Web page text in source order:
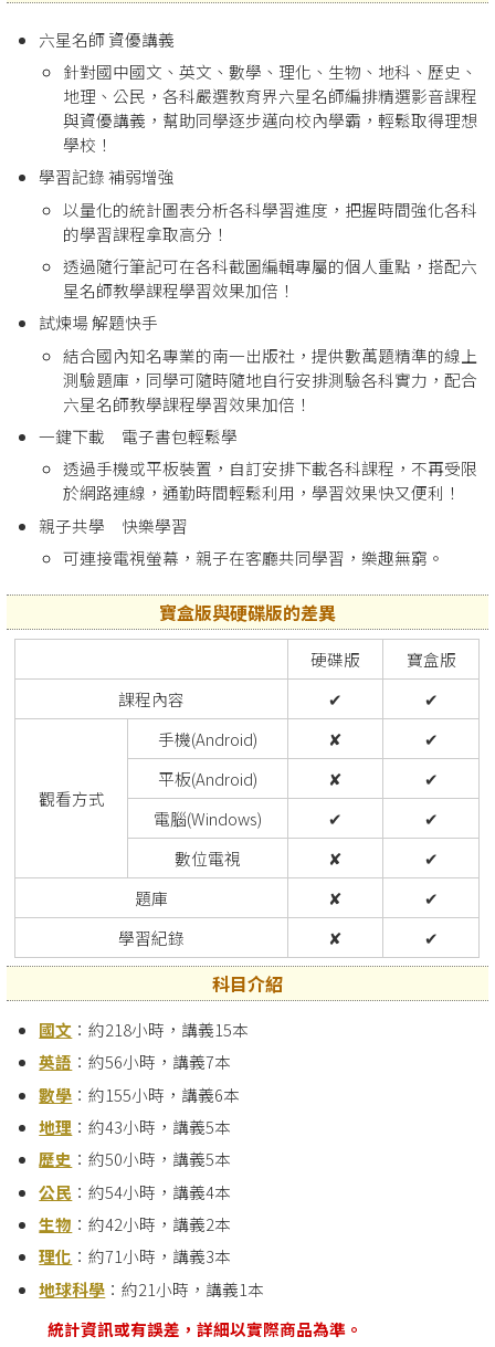
六星名師 資優講義
針對國中國文、英文、數學、理化、生物、地科、歷史、
地理、公民，各科嚴選教育界六星名師編排精選影音課程
與資優講義，幫助同學逐步邁向校內學霸，輕鬆取得理想
學校！
學習記錄 補弱增強
以量化的統計圖表分析各科學習進度，把握時間強化各科
的學習課程拿取高分！
透過隨行筆記可在各科截圖編輯專屬的個人重點，搭配六
星名師教學課程學習效果加倍！
試煉場 解題快手
結合國內知名專業的南一出版社，提供數萬題精準的線上
測驗題庫，同學可隨時隨地自行安排測驗各科實力，配合
六星名師教學課程學習效果加倍！
一鍵下載 電子書包輕鬆學
透過手機或平板裝置，自訂安排下載各科課程，不再受限
於網路連線，通勤時間輕鬆利用，學習效果快又便利！
親子共學 快樂學習
可連接電視螢幕，親子在客廳共同學習，樂趣無窮。
寶盒版與硬碟版的差異
硬碟版
寶盒版
課程內容
✔ ✔
觀看方式
手機(Android) ✘
✔
平板(Android)
✘
✔
電腦(Windows)
✔
✔
數位電視
✘
✔
題庫
✘
✔
學習紀錄
✘ ✔
科目介紹
國文 ：約218小時，講義15本
英語 ：約56小時，講義7本
數學 ：約155小時，講義6本
地理 ：約43小時，講義5本
歷史 ：約50小時，講義5本
公民 ：約54小時，講義4本
生物 ：約42小時，講義2本
理化 ：約71小時，講義3本
地球科學 ：約21小時，講義1本
統計資訊或有誤差，詳細以實際商品為準。